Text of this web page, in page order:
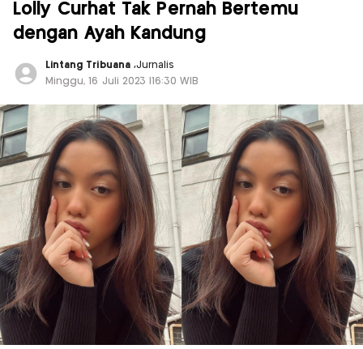
Lolly Curhat Tak Pernah Bertemu
dengan Ayah Kandung
Lintang Tribuana ,Jurnalis
Minggu, 16 Juli 2023 |16:30 WIB